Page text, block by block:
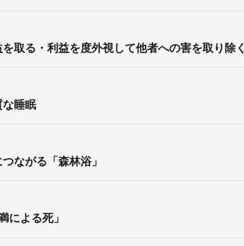
取る・利益を度外視して他者への害を取り除く
な睡眠
ながる「森林浴」
による死」